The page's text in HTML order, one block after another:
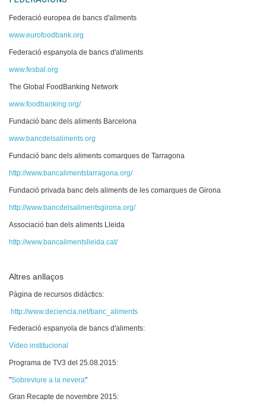
Donacions
Contacte
Federació europea de bancs d'aliments
www.eurofoodbank.org
Federació espanyola de bancs d'aliments
www.fesbal.org
The Global FoodBanking Network
www.foodbanking.org/
Fundació banc dels aliments Barcelona
www.bancdelsaliments.org
Fundació banc dels aliments comarques de Tarragona
http://www.bancalimentstarragona.org/
Fundació privada banc dels aliments de les comarques de Girona
http://www.bancdelsalimentsgirona.org/
Associació ban dels aliments Lleida
http://www.bancalimentslleida.cat/
Altres anllaços
Pàgina de recursos didàctics:
http://www.deciencia.net/banc_aliments
Federació espanyola de bancs d'aliments:
Vídeo institucional
Programa de TV3 del 25.08.2015:
"Sobreviure a la nevera"
Gran Recapte de novembre 2015: